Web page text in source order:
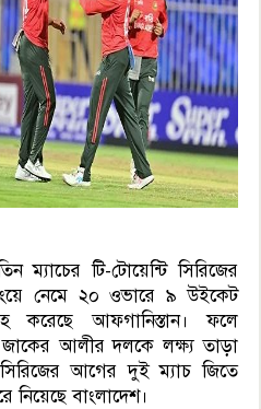
ম্যাচের টি-টোয়েন্টি সিরিজের
নেমে ২০ ওভারে ৯ উইকেট
করেছে আফগানিস্তান। ফলে
জাকের আলীর দলকে লক্ষ্য তাড়া
আগের দুই ম্যাচ জিতে
নিয়েছে বাংলাদেশ।